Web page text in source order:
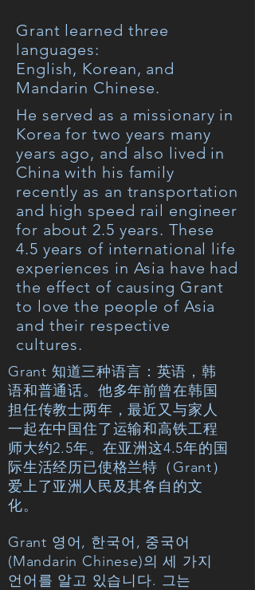
Grant learned three
languages:
English, Korean, and
Mandarin Chinese.
He served as a missionary in
Korea for two years many
years ago, and also lived in
China with his family
recently as an transportation
and high speed rail engineer
for about 2.5 years. These
4.5 years of international life
experiences in Asia have had
the effect of causing Grant
to love the people of Asia
and their respective
cultures.
Grant 知道三种语言：英语，韩
语和普通话。他多年前曾在韩国
担任传教士两年，最近又与家人
一起在中国住了运输和高铁工程
师大约2.5年。在亚洲这4.5年的国
际生活经历已使格兰特（Grant）
爱上了亚洲人民及其各自的文
化。
Grant 영어, 한국어, 중국어
(Mandarin Chinese)의 세 가지
언어를 알고 있습니다. 그는